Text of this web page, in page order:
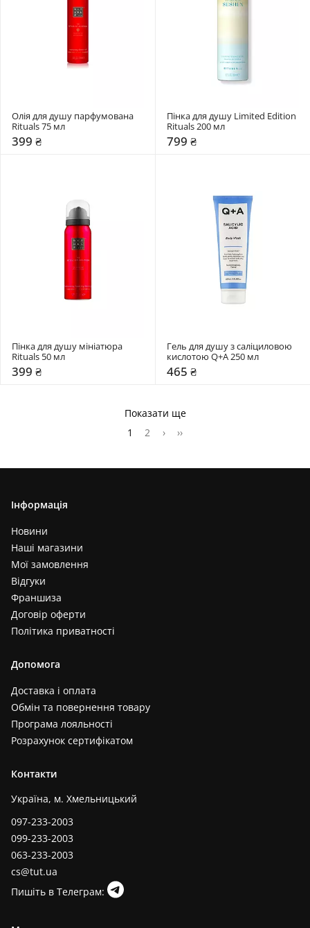
Олія для душу парфумована
Rituals 75 мл
399 ₴
Пінка для душу Limited Edition
Rituals 200 мл
799 ₴
Пінка для душу мініатюра
Rituals 50 мл
399 ₴
Гель для душу з саліциловою
кислотою Q+A 250 мл
465 ₴
Показати ще
1
2 › ››
Інформація
Новини
Наші магазини
Мої замовлення
Відгуки
Франшиза
Договір оферти
Політика приватності
Допомога
Доставка і оплата
Обмін та повернення товару
Програма лояльності
Розрахунок сертифікатом
Контакти
Україна, м. Хмельницький
097-233-2003
099-233-2003
063-233-2003
cs@tut.ua
Пишіть в Телеграм: